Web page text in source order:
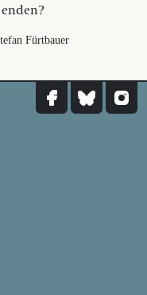
Fürtbauer